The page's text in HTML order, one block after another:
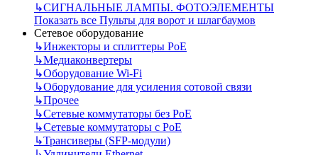
↳СИГНАЛЬНЫЕ ЛАМПЫ. ФОТОЭЛЕМЕНТЫ
Показать все Пульты для ворот и шлагбаумов
Сетевое оборудование
↳Инжекторы и сплиттеры РоЕ
↳Медиаконвертеры
↳Оборудование Wi-Fi
↳Оборудование для усиления сотовой связи
↳Прочее
↳Сетевые коммутаторы без РоЕ
↳Сетевые коммутаторы с РоЕ
↳Трансиверы (SFP-модули)